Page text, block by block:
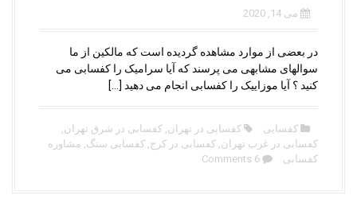
می 14, 2020
در بعضی از موارد مشاهده گردیده است که مالکین از ما
سوالهای مشابهی می پرسند که آیا سرامیک را کفسابی می
کنید ؟ آیا موزاییک را کفسابی انجام می دهید […]
کفسابی کفسابی در تهران, کفسابی در شرق تهران,
کفسابی در غرب تهران, کفسابی در کرج, کفسابی سنگ, مشاوره
کفسابی
6 Comments